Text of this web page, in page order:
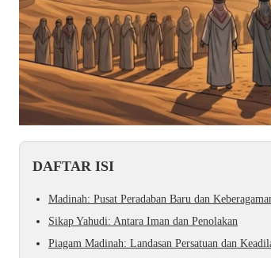
DAFTAR ISI
Madinah: Pusat Peradaban Baru dan
Sikap Yahudi: Antara Iman dan Penolakan
Piagam Madinah: Landasan Persatuan dan